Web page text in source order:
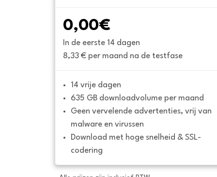
0,00€
In de eerste 14 dagen
8,33 € per maand na de testfase
14 vrije dagen
635 GB downloadvolume per maand
Geen vervelende advertenties, vrij van
malware en virussen
Download met hoge snelheid & SSL-
codering